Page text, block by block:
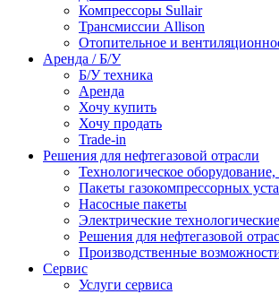
Компрессоры Sullair
Трансмиссии Allison
Отопительное и
Аренда / Б/У
Б/У техника
Аренда
Хочу купить
Хочу продать
Trade-in
Решения для нефтегазовой отрасли
Технологическое
Пакеты газокомпрессорных
Насосные пакеты
Электрические
Решения для нефтегазовой
Производственные
Сервис
Услуги сервиса